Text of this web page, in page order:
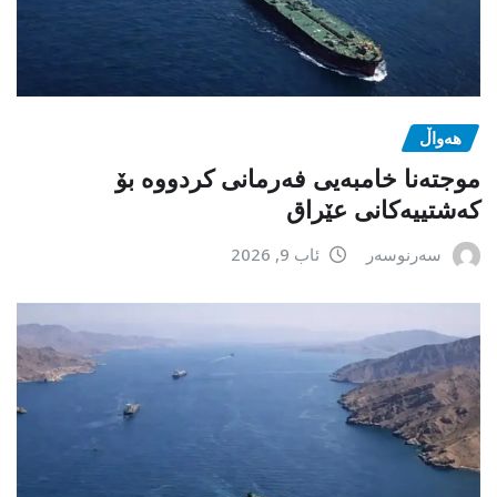
هەواڵ
موجتەنا خامبەیی فەرمانی کردووە بۆ
کەشتییەکانی عێراق
سەرنوسەر ئاب 9, 2026